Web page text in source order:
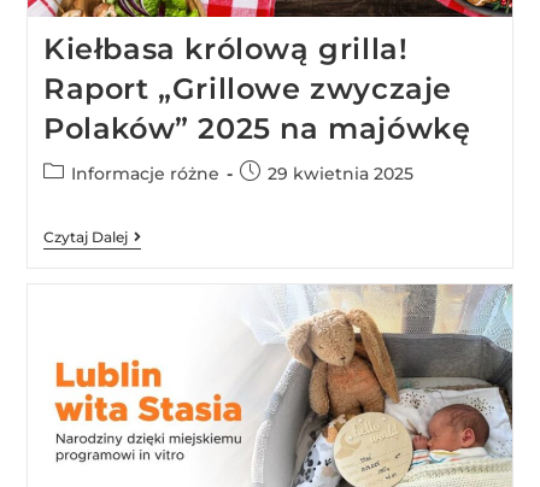
Kiełbasa królową grilla!
Raport „Grillowe zwyczaje
Polaków” 2025 na majówkę
Informacje różne 29 kwietnia 2025
Czytaj Dalej